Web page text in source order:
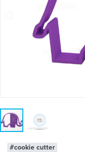
#cookie cutter